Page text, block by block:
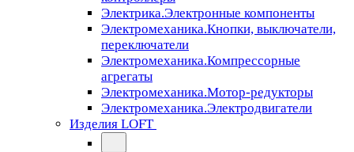
Электрика.Электронные компоненты
Электромеханика.Кнопки, выключатели,
переключатели
Электромеханика.Компрессорные
агрегаты
Электромеханика.Мотор-редукторы
Электромеханика.Электродвигатели
Изделия LOFT